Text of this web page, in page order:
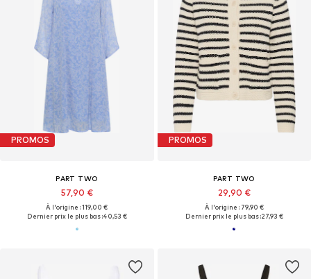
PROMOS
PART TWO
57,90 €
À l'origine : 119,00 €
Dernier prix le plus bas :40,53 €
PROMOS
PART TWO
29,90 €
À l'origine : 79,90 €
Dernier prix le plus bas :27,93 €